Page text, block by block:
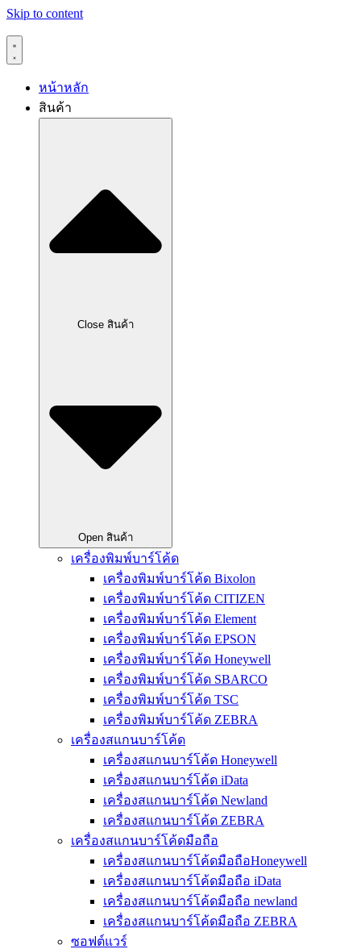
Skip to content
หน้าหลัก
สินค้า
Close สินค้า
Open สินค้า
เครื่องพิมพ์บาร์โค้ด
เครื่องพิมพ์บาร์โค้ด Bixolon
เครื่องพิมพ์บาร์โค้ด CITIZEN
เครื่องพิมพ์บาร์โค้ด Element
เครื่องพิมพ์บาร์โค้ด EPSON
เครื่องพิมพ์บาร์โค้ด Honeywell
เครื่องพิมพ์บาร์โค้ด SBARCO
เครื่องพิมพ์บาร์โค้ด TSC
เครื่องพิมพ์บาร์โค้ด ZEBRA
เครื่องสแกนบาร์โค้ด
เครื่องสแกนบาร์โค้ด Honeywell
เครื่องสแกนบาร์โค้ด iData
เครื่องสแกนบาร์โค้ด Newland
เครื่องสแกนบาร์โค้ด ZEBRA
เครื่องสแกนบาร์โค้ดมือถือ
เครื่องสแกนบาร์โค้ดมือถือHoneywell
เครื่องสแกนบาร์โค้ดมือถือ iData
เครื่องสแกนบาร์โค้ดมือถือ newland
เครื่องสแกนบาร์โค้ดมือถือ ZEBRA
ซอฟต์แวร์